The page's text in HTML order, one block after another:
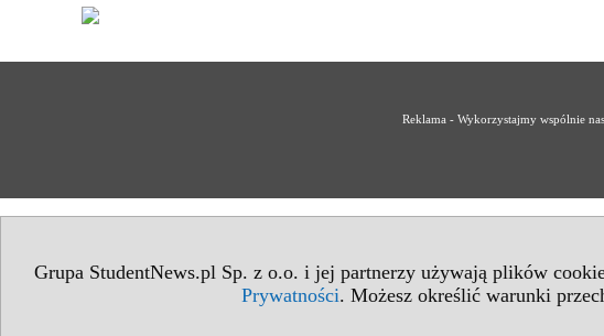
Grupa StudentNews.pl Sp. z o.o. i jej partnerzy używają plików
Prywatności. Możesz określić warunki
Reklama - Wykorzystajmy wspólnie